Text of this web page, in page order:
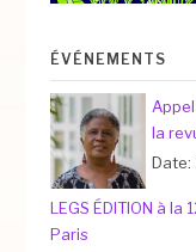
ÉVÉNEMENTS
la
LEGS ÉDITION à
Paris